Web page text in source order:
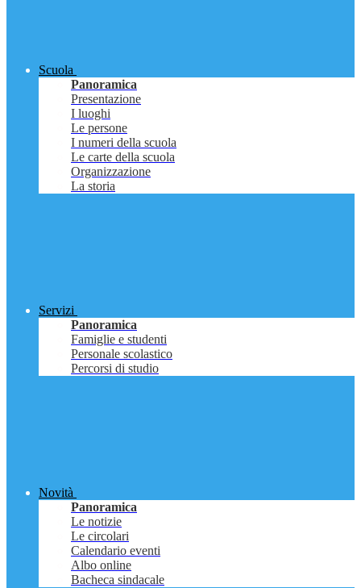
Scuola
Panoramica
Presentazione
I luoghi
Le persone
I numeri della scuola
Le carte della scuola
Organizzazione
La storia
Servizi
Panoramica
Famiglie e studenti
Personale scolastico
Percorsi di studio
Novità
Panoramica
Le notizie
Le circolari
Calendario eventi
Albo online
Bacheca sindacale